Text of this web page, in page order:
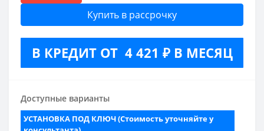
Купить в рассрочку
В КРЕДИТ ОТ 4 421 ₽ В МЕСЯЦ
Доступные варианты
УСТАНОВКА ПОД КЛЮЧ (Стоимость уточняйте у